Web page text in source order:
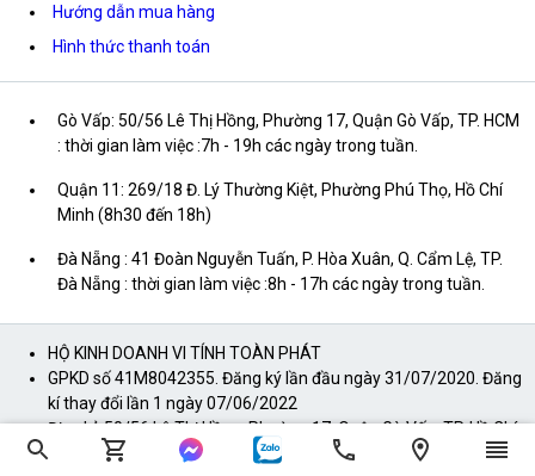
Hướng dẫn mua hàng
Hình thức thanh toán
Gò Vấp: 50/56 Lê Thị Hồng, Phường 17, Quận Gò Vấp, TP. HCM
: thời gian làm việc :7h - 19h các ngày trong tuần.
Quận 11: 269/18 Đ. Lý Thường Kiệt, Phường Phú Thọ, Hồ Chí
Minh (8h30 đến 18h)
Đà Nẵng : 41 Đoàn Nguyễn Tuấn, P. Hòa Xuân, Q. Cẩm Lệ, TP.
Đà Nẵng : thời gian làm việc :8h - 17h các ngày trong tuần.
HỘ KINH DOANH VI TÍNH TOÀN PHÁT
GPKD số 41M8042355. Đăng ký lần đầu ngày 31/07/2020. Đăng
kí thay đổi lần 1 ngày 07/06/2022
Địa chỉ: 50/56 Lê Thị Hồng, Phường 17, Quận Gò Vấp, TP. Hồ Chí